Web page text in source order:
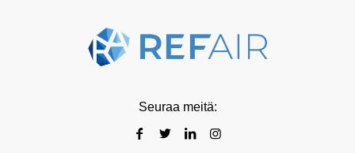
Seuraa meitä: